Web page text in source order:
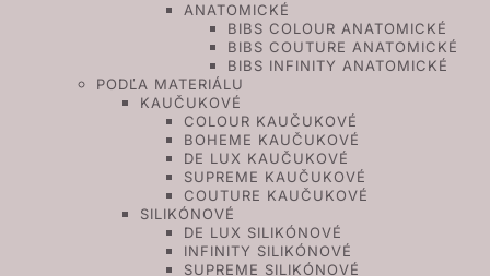
ANATOMICKÉ
BIBS COLOUR ANATOMICKÉ
BIBS COUTURE ANATOMICKÉ
BIBS INFINITY ANATOMICKÉ
PODĽA MATERIÁLU
KAUČUKOVÉ
COLOUR KAUČUKOVÉ
BOHEME KAUČUKOVÉ
DE LUX KAUČUKOVÉ
SUPREME KAUČUKOVÉ
COUTURE KAUČUKOVÉ
SILIKÓNOVÉ
DE LUX SILIKÓNOVÉ
INFINITY SILIKÓNOVÉ
SUPREME SILIKÓNOVÉ